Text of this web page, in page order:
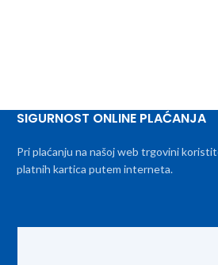
SIGURNOST ONLINE PLAĆANJA
Pri plaćanju na našoj web trgovini
platnih kartica putem interneta.